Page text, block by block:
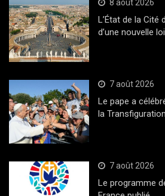
8 août 2026
L’État de la
d’une nouvelle
7 août 2026
Le pape a
la
7 août 2026
Le programme